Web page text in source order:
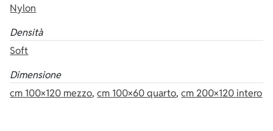
Nylon
Densità
Soft
Dimensione
cm 100×120 mezzo,cm 100×60 quarto,cm 200×120 intero